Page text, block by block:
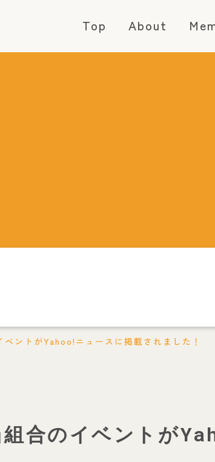
Top About
ベントがYahoo!ニュースに掲載されました！
組合のイベントが